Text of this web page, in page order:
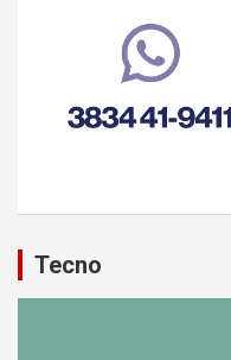
Tecno